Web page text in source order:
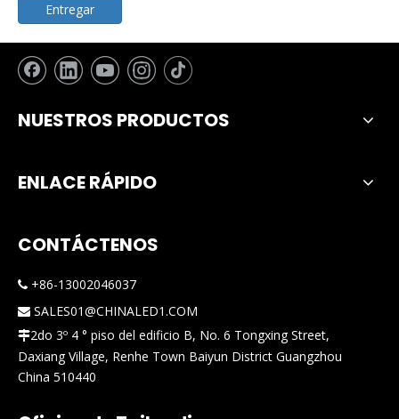
Entregar
NUESTROS PRODUCTOS
ENLACE RÁPIDO
CONTÁCTENOS
 +86-13002046037
 SALES01@CHINALED1.COM
2do 3º 4 ° piso del edificio B, No. 6 Tongxing Street,
Daxiang Village, Renhe Town Baiyun District Guangzhou
China 510440